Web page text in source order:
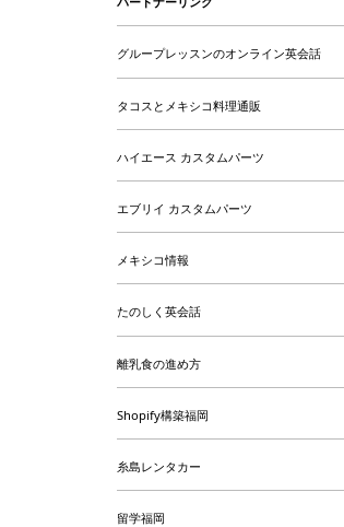
グループレッスンのオンライン英会話
タコスとメキシコ料理通販
ハイエース カスタムパーツ
エブリイ カスタムパーツ
メキシコ情報
たのしく英会話
離乳食の進め方
Shopify構築福岡
糸島レンタカー
留学福岡